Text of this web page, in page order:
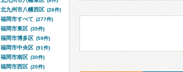
北九州市八幡西区 (26件)
福岡市すべて (277件)
福岡市東区 (35件)
福岡市博多区 (59件)
福岡市中央区 (91件)
福岡市南区 (30件)
福岡市西区 (20件)